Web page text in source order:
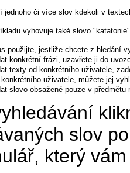
jednoho či více slov kdekoli v
vyhovuje také slovo
použijte, jestliže chcete z hledání
konkrétní frázi, uzavřete ji do
texty od konkrétního uživatele,
uživatele, můžete jej
slovo obsažené pouze v
slov
který